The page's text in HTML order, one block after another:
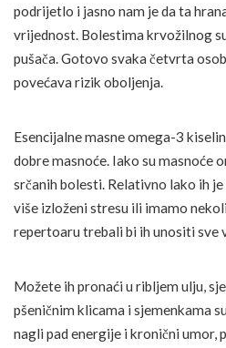
podrijetlo i jasno nam je da ta
vrijednost. Bolestima krvožilnog
pušača. Gotovo svaka četvrta
povećava rizik oboljenja.
Esencijalne masne omega-3
dobre masnoće. Iako su masnoće
srčanih bolesti. Relativno lako ih
više izloženi stresu ili imamo
repertoaru trebali bi ih unositi sve
Možete ih pronaći u ribljem ulju,
pšeničnim klicama i sjemenkama
nagli pad energije i kronični umor,